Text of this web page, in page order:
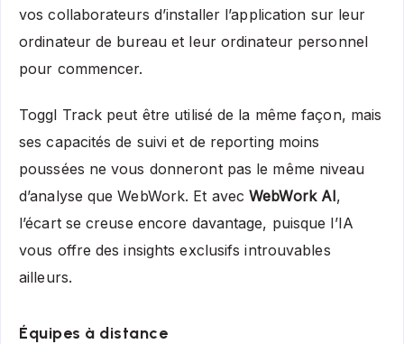
vos collaborateurs d’installer l’application sur leur
ordinateur de bureau et leur ordinateur personnel
pour commencer.
Toggl Track peut être utilisé de la même façon, mais
ses capacités de suivi et de reporting moins
poussées ne vous donneront pas le même niveau
d’analyse que WebWork. Et avecWebWork AI,
l’écart se creuse encore davantage, puisque l’IA
vous offre des insights exclusifs introuvables
ailleurs.
Équipes à distance